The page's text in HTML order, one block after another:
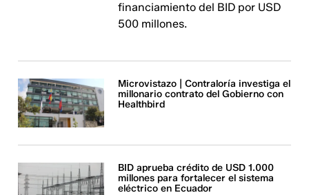
financiamiento del BID por USD
500 millones.
Microvistazo | Contraloría investiga el
millonario contrato del Gobierno con
Healthbird
BID aprueba crédito de USD 1.000
millones para fortalecer el sistema
eléctrico en Ecuador